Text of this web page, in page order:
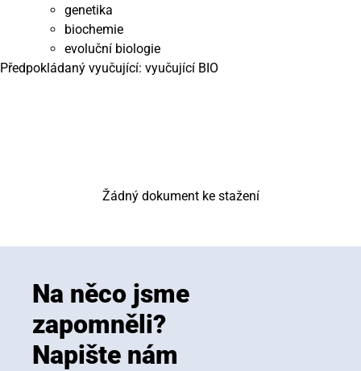
genetika
biochemie
evoluční biologie
Předpokládaný vyučující: vyučující BIO
Žádný dokument ke stažení
Na něco jsme
zapomněli?
Napište nám